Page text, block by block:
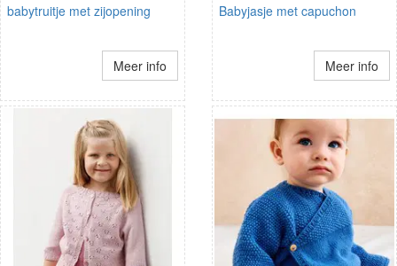
babytruitje met zijopening
Meer info
Babyjasje met capuchon
Meer info